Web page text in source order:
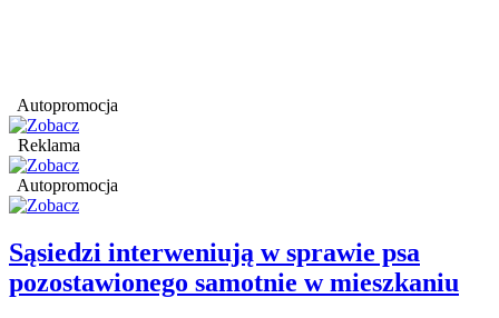
Autopromocja
Reklama
Autopromocja
Sąsiedzi interweniują w sprawie psa
pozostawionego samotnie w mieszkaniu